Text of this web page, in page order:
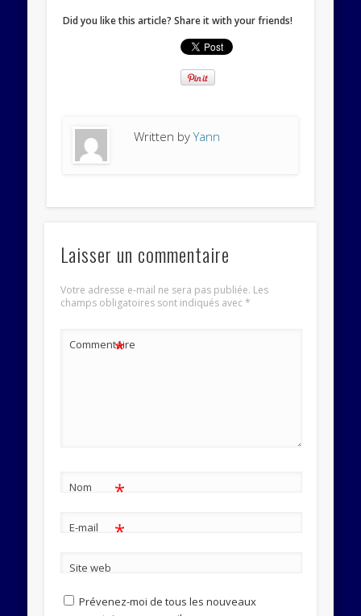
Did you like this article? Share it with your friends!
Written byYann
Laisser un commentaire
Votre adresse e-mail ne sera pas publiée. Les
champs obligatoires sont indiqués avec*
Commentaire
*
Nom *
E-mail *
Site web
Prévenez-moi de tous les nouveaux